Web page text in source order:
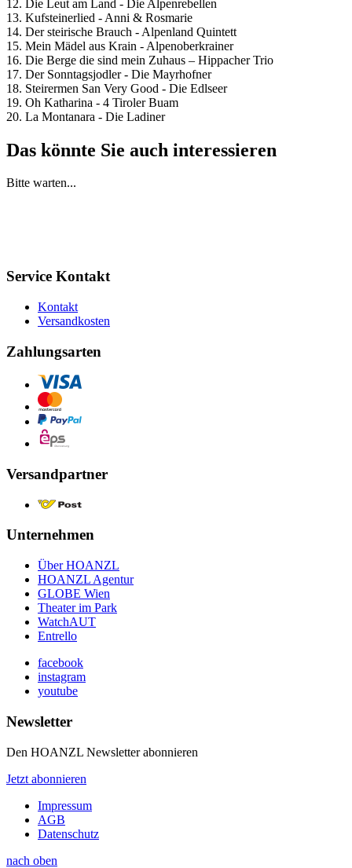
12. Die Leut am Land - Die Alpenrebellen
13. Kufsteinerlied - Anni & Rosmarie
14. Der steirische Brauch - Alpenland Quintett
15. Mein Mädel aus Krain - Alpenoberkrainer
16. Die Berge die sind mein Zuhaus – Hippacher Trio
17. Der Sonntagsjodler - Die Mayrhofner
18. Steirermen San Very Good - Die Edlseer
19. Oh Katharina - 4 Tiroler Buam
20. La Montanara - Die Ladiner
Das könnte Sie auch interessieren
Bitte warten...
Service Kontakt
Kontakt
Versandkosten
Zahlungsarten
Versandpartner
Unternehmen
Über HOANZL
HOANZL Agentur
GLOBE Wien
Theater im Park
WatchAUT
Entrello
facebook
instagram
youtube
Newsletter
Den HOANZL Newsletter abonnieren
Jetzt abonnieren
Impressum
AGB
Datenschutz
nach oben